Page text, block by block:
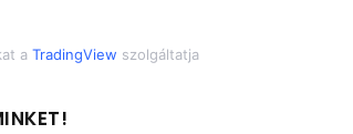
a TradingView szolgáltatja